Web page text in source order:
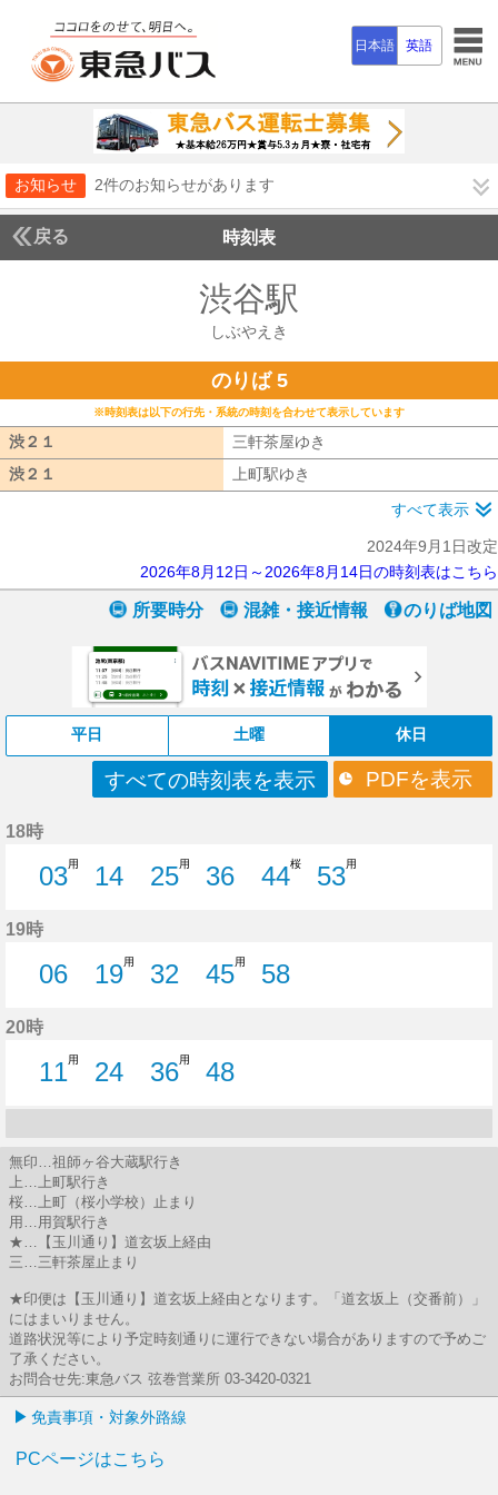
日本語 英語
お知らせ 2件のお知らせがあります
戻る 時刻表
渋谷駅
しぶやえき
のりば 5
※時刻表は以下の行先・系統の時刻を合わせて表示しています
渋２１ 三軒茶屋ゆき
渋２１
上町駅ゆき
すべて表示
2024年9月1日改定
2026年8月12日～2026年8月14日の時刻表はこちら
所要時分 混雑・接近情報 のりば地図
平日 土曜 休日
すべての時刻表を表示 PDFを表示
18時
03用
14
25用
36
44桜
53用
19時
06
19用
32
45用
58
20時
11
11分はつ
用
24
24分はつ
36
36分はつ
用
48
48分はつ
無印…祖師ヶ谷大蔵駅行き
上…上町駅行き
桜…上町（桜小学校）止まり
用…用賀駅行き
★…【玉川通り】道玄坂上経由
三…三軒茶屋止まり
★印便は【玉川通り】道玄坂上経由となります。「道玄坂上（交番前）」
にはまいりません。
道路状況等により予定時刻通りに運行できない場合がありますので予めご
了承ください。
お問合せ先:東急バス 弦巻営業所 03-3420-0321
免責事項・対象外路線
PCページはこちら